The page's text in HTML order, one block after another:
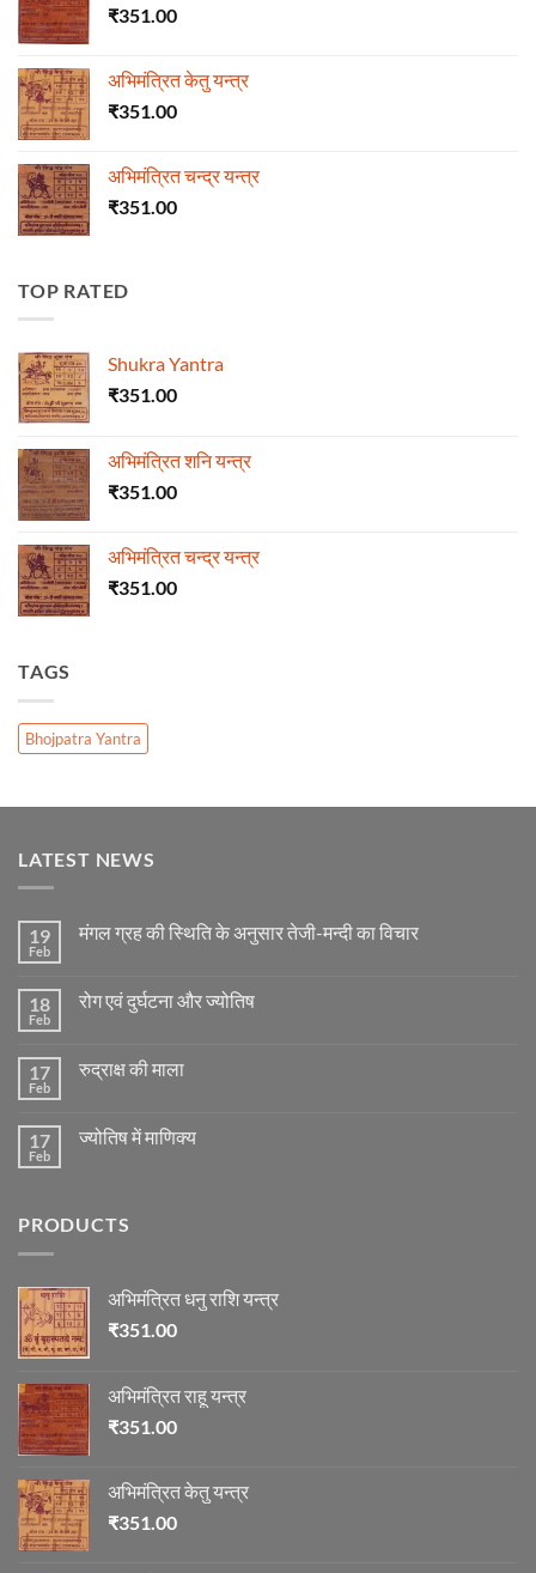
₹351.00
अभिमंत्रित केतु यन्त्र
₹351.00
अभिमंत्रित चन्द्र यन्त्र
₹351.00
TOP RATED
Shukra Yantra
₹351.00
अभिमंत्रित शनि यन्त्र
₹351.00
अभिमंत्रित चन्द्र यन्त्र
₹351.00
TAGS
Bhojpatra Yantra
LATEST NEWS
19
Feb
मंगल ग्रह की स्थिति के अनुसार तेजी-मन्दी का विचार
मंगल
के
अनुसार
विचार
18
Feb
रोग एवं दुर्घटना और ज्योतिष
रोग
ज्योतिष
17
Feb
रुद्राक्ष की माला
रुद्राक्ष
17
Feb
ज्योतिष में माणिक्य
में
PRODUCTS
अभिमंत्रित धनु राशि यन्त्र
₹351.00
अभिमंत्रित राहू यन्त्र
₹351.00
अभिमंत्रित केतु यन्त्र
₹351.00